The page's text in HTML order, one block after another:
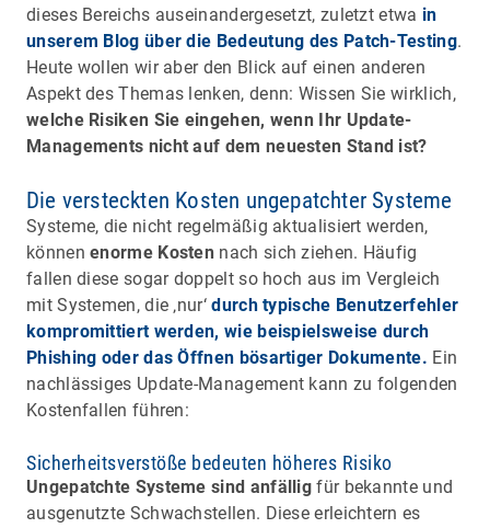
dieses Bereichs auseinandergesetzt, zuletzt etwa in
unserem Blog über die Bedeutung des Patch-Testing.
Heute wollen wir aber den Blick auf einen anderen
Aspekt des Themas lenken, denn: Wissen Sie wirklich,
welche Risiken Sie eingehen, wenn Ihr Update-
Managements nicht auf dem neuesten Stand ist?
Die versteckten Kosten ungepatchter Systeme
Systeme, die nicht regelmäßig aktualisiert werden,
könnenenorme Kosten nach sich ziehen. Häufig
fallen diese sogar doppelt so hoch aus im Vergleich
mit Systemen, die ‚nur‘durch typische Benutzerfehler
kompromittiert werden, wie beispielsweise durch
Phishing oder das Öffnen bösartiger Dokumente. Ein
nachlässiges Update-Management kann zu folgenden
Kostenfallen führen:
Sicherheitsverstöße bedeuten höheres Risiko
Ungepatchte Systeme sind anfällig für bekannte und
ausgenutzte Schwachstellen. Diese erleichtern es